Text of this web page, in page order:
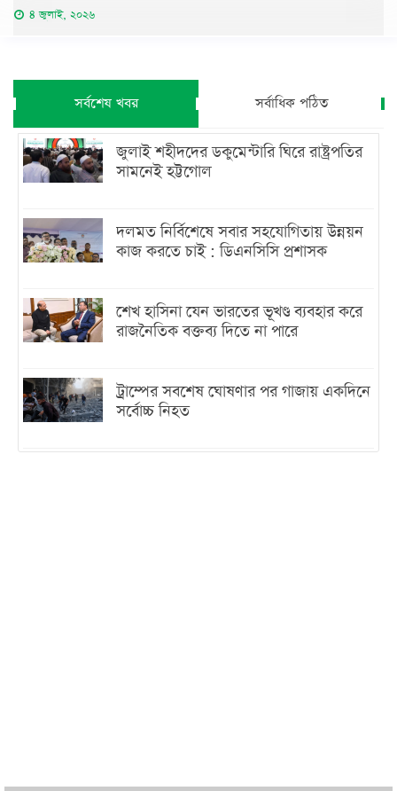
৪ জুলাই, ২০২৬
সর্বশেষ খবর সর্বাধিক পঠিত
জুলাই শহীদদের ডকুমেন্টারি ঘিরে রাষ্ট্রপতির
সামনেই হট্টগোল
দলমত নির্বিশেষে সবার সহযোগিতায় উন্নয়ন
কাজ করতে চাই : ডিএনসিসি প্রশাসক
শেখ হাসিনা যেন ভারতের ভূখণ্ড ব্যবহার করে
রাজনৈতিক বক্তব্য দিতে না পারে
ট্রাম্পের সবশেষ ঘোষণার পর গাজায় একদিনে
সর্বোচ্চ নিহত